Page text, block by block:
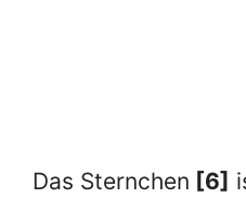
Das Sternchen [6]